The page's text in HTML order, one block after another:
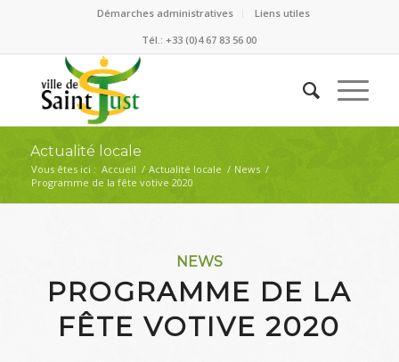
Démarches administratives
Liens utiles
Tél.: +33 (0)4 67 83 56 00
Actualité locale
Vous êtes ici : Accueil / Actualité locale / News /
Programme de la fête votive 2020
NEWS
PROGRAMME DE LA
FÊTE VOTIVE 2020